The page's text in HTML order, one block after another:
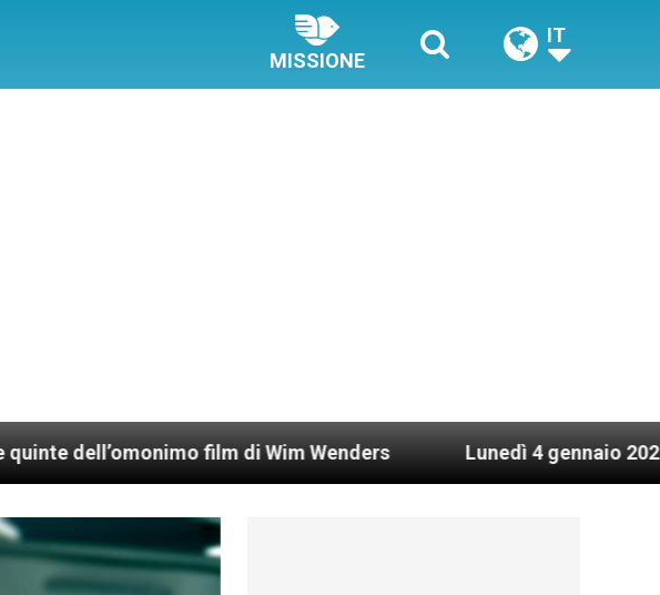
MISSIONE
IT
film di Wim Wenders Lunedì 4 gennaio 2021: Possesso